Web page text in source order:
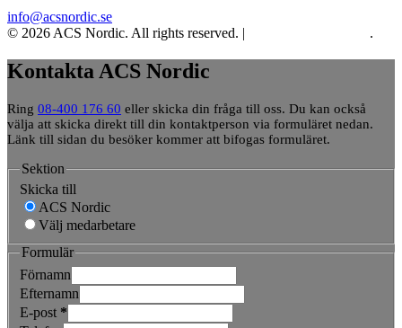
info@acsnordic.se
© 2026 ACS Nordic. All rights reserved. |
.
Kontakta ACS Nordic
Ring 08-400 176 60 eller skicka din fråga till oss. Du kan också
välja att skicka direkt till din kontaktperson via formuläret nedan.
Länk till sidan du besöker kommer att bifogas formuläret.
Sektion
Skicka till
ACS Nordic
Välj medarbetare
Formulär
Förnamn
Efternamn
E-post *